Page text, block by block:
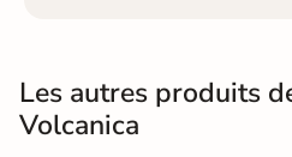
Les autres produits
Volcanica